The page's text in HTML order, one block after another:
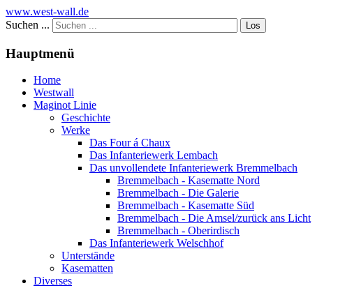
www.west-wall.de
Suchen ...
Los
Hauptmenü
Home
Westwall
Maginot Linie
Geschichte
Werke
Das Four á Chaux
Das Infanteriewerk Lembach
Das unvollendete Infanteriewerk Bremmelbach
Bremmelbach - Kasematte Nord
Bremmelbach - Die Galerie
Bremmelbach - Kasematte Süd
Bremmelbach - Die Amsel/zurück ans Licht
Bremmelbach - Oberirdisch
Das Infanteriewerk Welschhof
Unterstände
Kasematten
Diverses